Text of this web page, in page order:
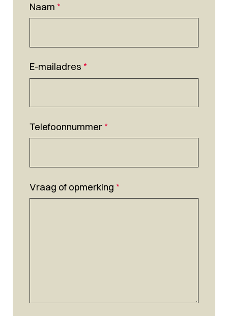
Naam *
E-mailadres *
Telefoonnummer*
Vraag of opmerking *